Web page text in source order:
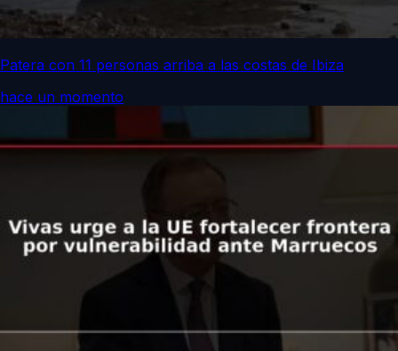
Patera con 11 personas arriba a las costas de Ibiza
hace un momento